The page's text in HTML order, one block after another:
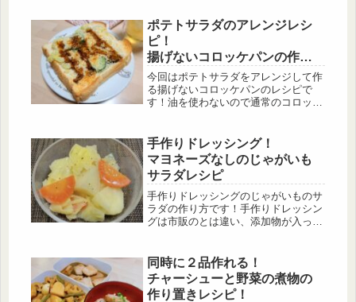
ってみました！マヨネーズを入れるこ
とによって、ミートソースのトマトの
酸味がまろやかになります💡
ポテトサラダのアレンジレシ
ピ！
揚げないコロッケパンの作り
方
今回はポテトサラダをアレンジして作
る揚げないコロッケパンのレシピで
す！油を使わないので通常のコロッケ
ができます。ポテトサラダの作り方も
紹介しているのでぜひ作ってみて下さ
い。
手作りドレッシング！
マヨネーズなしのじゃがいも
サラダレシピ
手作りドレッシングのじゃがいものサ
ラダの作り方です！手作りドレッシン
グは市販のとは違い、添加物が入って
しいです。
同時に２品作れる！
チャーシューと野菜の煮物の
作り置きレシピ！